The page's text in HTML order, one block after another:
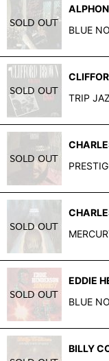
BLUE
TRIP
EDDIE
BLUE
BILLY